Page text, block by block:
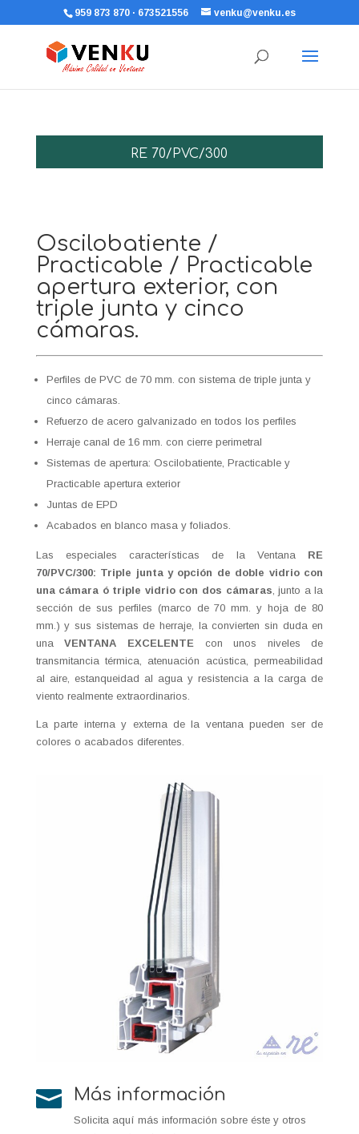
959 873 870 · 673521556 venku@venku.es
RE 70/PVC/300
Oscilobatiente /
Practicable / Practicable
apertura exterior, con
triple junta y cinco
cámaras.
Perfiles de PVC de 70 mm. con sistema de triple junta y
cinco cámaras.
Refuerzo de acero galvanizado en todos los perfiles
Herraje canal de 16 mm. con cierre perimetral
Sistemas de apertura: Oscilobatiente, Practicable y
Practicable apertura exterior
Juntas de EPD
Acabados en blanco masa y foliados.
Las especiales características de la Ventana RE
70/PVC/300: Triple junta y opción de doble vidrio con
una cámara ó triple vidrio con dos cámaras, junto a la
sección de sus perfiles (marco de 70 mm. y hoja de 80
mm.) y sus sistemas de herraje, la convierten sin duda en
unaVENTANA EXCELENTEcon unos niveles de
transmitancia térmica, atenuación acústica, permeabilidad
al aire, estanqueidad al agua y resistencia a la carga de
viento realmente extraordinarios.
La parte interna y externa de la ventana pueden ser de
colores o acabados diferentes.
 Más información
Solicita aquí más información sobre éste y otros